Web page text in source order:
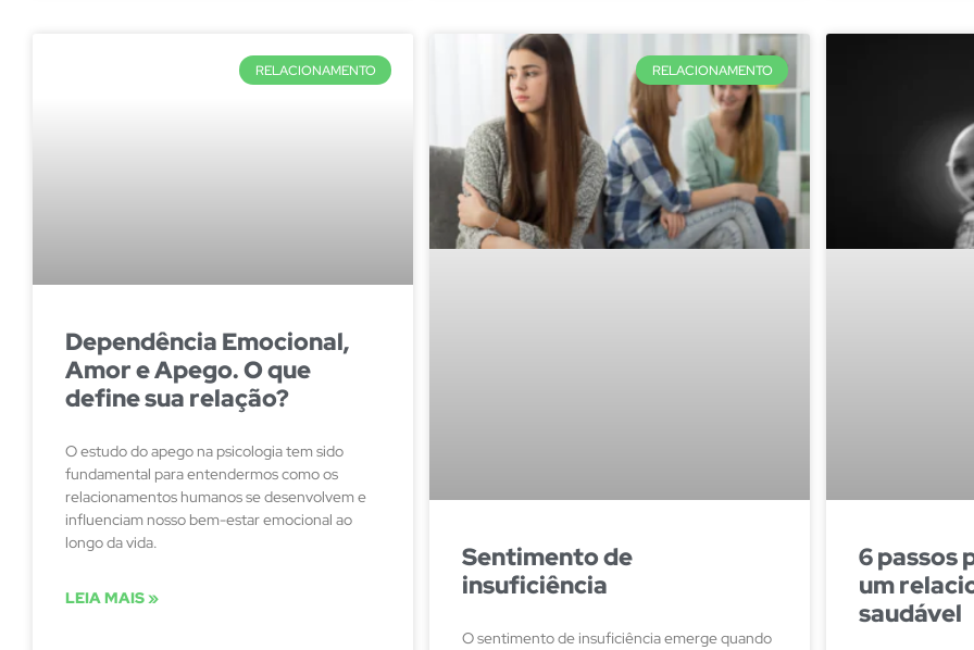
RELACIONAMENTO
Dependência Emocional,
Amor e Apego. O que
define sua relação?
O estudo do apego na psicologia tem sido
fundamental para entendermos como os
relacionamentos humanos se desenvolvem e
influenciam nosso bem-estar emocional ao
longo da vida.
LEIA MAIS »
RELACIONAMENTO
Sentimento de
insuficiência
O sentimento de insuficiência emerge quando
6 passos
um
saudável